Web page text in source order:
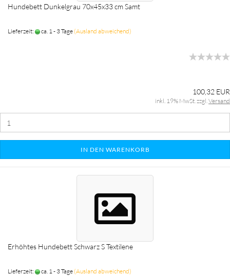
Hundebett Dunkelgrau 70x45x33 cm Samt
Lieferzeit: ca. 1 - 3 Tage (Ausland abweichend)
100,32 EUR
inkl. 19% MwSt. zzgl.Versand
IN DEN WARENKORB
Erhöhtes Hundebett Schwarz S Textilene
Lieferzeit: ca. 1 - 3 Tage (Ausland abweichend)